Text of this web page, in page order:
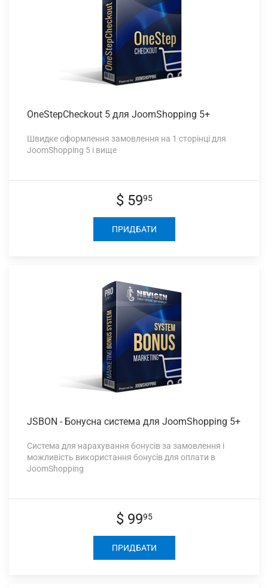
OneStepCheckout 5 для JoomShopping 5+
Швидке оформлення замовлення на 1 сторінці для
JoomShopping 5 і вище
$ 5995
ПРИДБАТИ
JSBON - Бонусна система для JoomShopping 5+
Система для нарахування бонусів за замовлення і
можливість використання бонусів для оплати в
JoomShopping
$ 9995
ПРИДБАТИ